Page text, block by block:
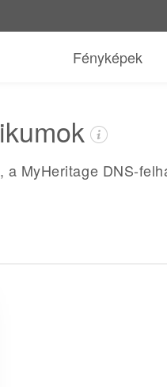
Fényképek
MyHeritage DNS-